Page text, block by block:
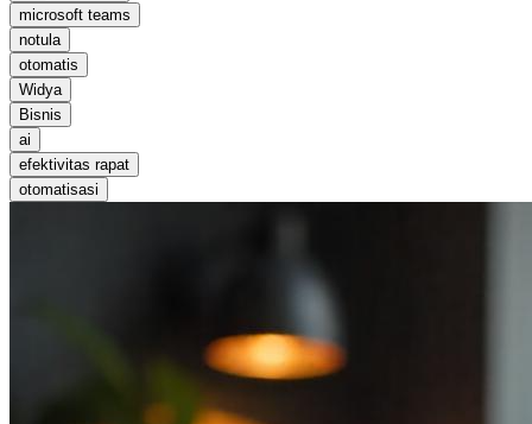
microsoft teams
notula
otomatis
Widya
Bisnis
ai
efektivitas rapat
otomatisasi